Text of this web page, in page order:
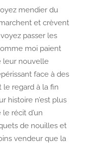
mendier du
et crèvent
passer les
moi paient
leur nouvelle
face à des
regard à la fin
histoire n’est plus
récit d’un
de nouilles et
vendeur que la